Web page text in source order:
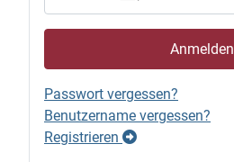
Anmelden
Passwort vergessen?
Benutzername vergessen?
Registrieren